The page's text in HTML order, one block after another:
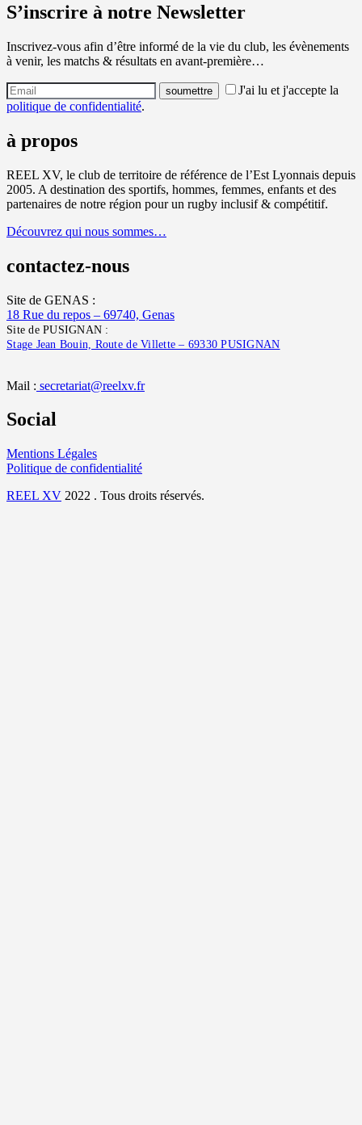
S’inscrire à notre Newsletter
Inscrivez-vous afin d’être informé de la vie du club, les évènements
à venir, les matchs & résultats en avant-première…
J'ai lu et j'accepte la
politique de confidentialité.
à propos
REEL XV, le club de territoire de référence de l’Est Lyonnais depuis
2005. A destination des sportifs, hommes, femmes, enfants et des
partenaires de notre région pour un rugby inclusif & compétitif.
Découvrez qui nous sommes…
contactez-nous
Site de GENAS :
18 Rue du repos – 69740, Genas
Site de PUSIGNAN :
Stage Jean Bouin, Route de Villette – 69330 PUSIGNAN
Mail : secretariat@reelxv.fr
Social
Mentions Légales
Politique de confidentialité
REEL XV 2022 . Tous droits réservés.